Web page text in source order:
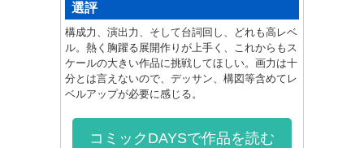
選評
構成力、演出力、そして台詞回し、どれも高レベ
ル。熱く胸躍る展開作りが上手く、これからもス
ケールの大きい作品に挑戦してほしい。画力は十
分とは言えないので、デッサン、構図等含めてレ
ベルアップが必要に感じる。
コミックDAYSで作品を読む